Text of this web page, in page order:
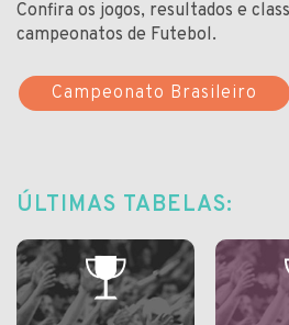
Confira os jogos, resultados e
campeonatos de Futebol.
Campeonato Brasileiro
ÚLTIMAS TABELAS: